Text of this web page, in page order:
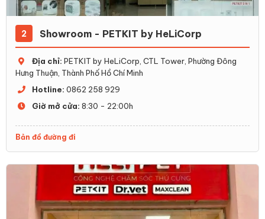
2 Showroom - PETKIT by HeLiCorp
Địa chỉ: PETKIT by HeLiCorp, CTL Tower, Phường Đông
Hưng Thuận, Thành Phố Hồ Chí Minh
Hotline: 0862 258 929
Giờ mở cửa: 8:30 - 22:00h
Bản đồ đường đi